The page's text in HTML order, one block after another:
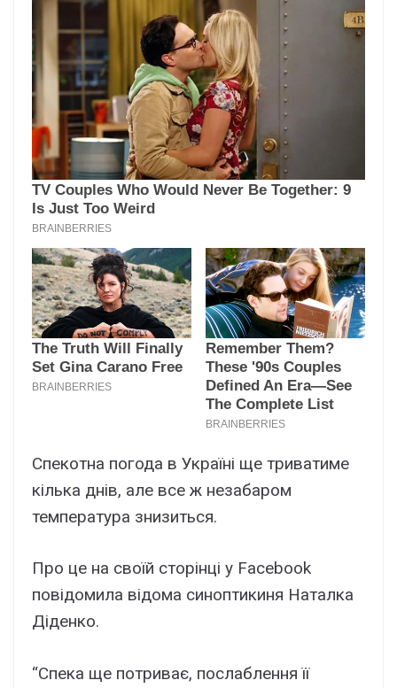
Спекотна погода в Україні ще триватиме
кілька днів, але все ж незабаром
температура знизиться.
Про це на своїй сторінці у Facebook
повідомила відома синоптикиня Наталка
Діденко.
“Спека ще потриває, послаблення її